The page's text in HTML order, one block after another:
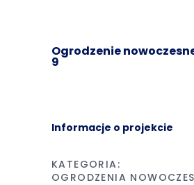
Ogrodzenie
9
Informacje o projekcie
KATEGORIA:
OGRODZENIA